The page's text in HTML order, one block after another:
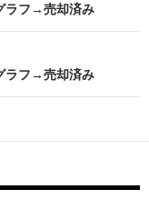
ラフ→売却済み
ラフ→売却済み